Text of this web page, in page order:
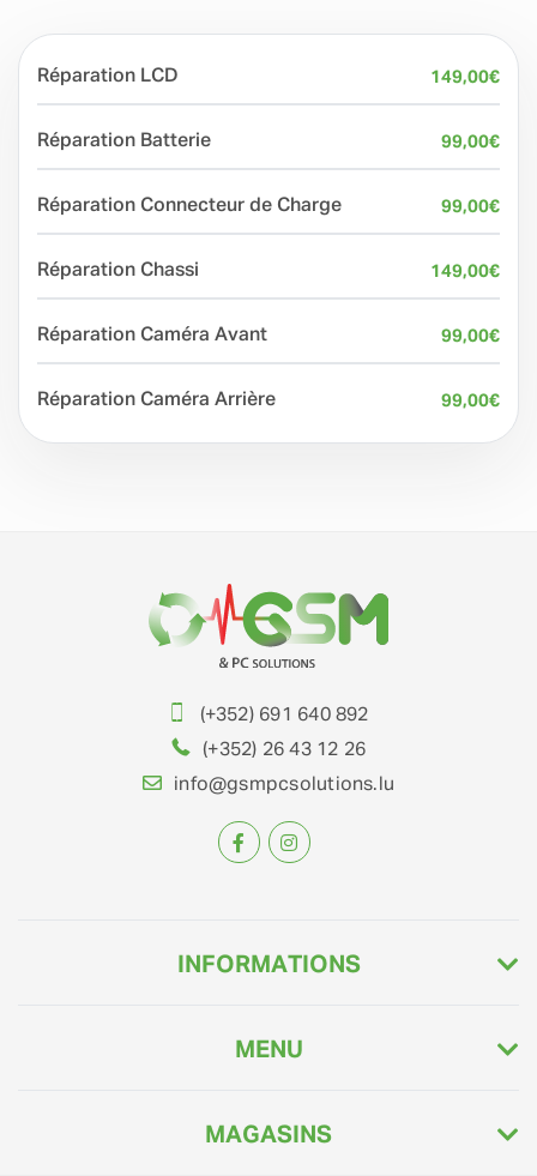
Réparation LCD 149,00€
Réparation Batterie 99,00€
Réparation Connecteur de Charge 99,00€
Réparation Chassi 149,00€
Réparation Caméra Avant 99,00€
Réparation Caméra Arrière 99,00€
(+352) 691 640 892
(+352) 26 43 12 26
info@gsmpcsolutions.lu
INFORMATIONS
MENU
MAGASINS